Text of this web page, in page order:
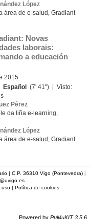
López
área de e-salud, Gradiant
Novas
laborais:
a educación
2015
Español
(7' 41'') | Visto:
Pérez
da liña e-learning,
López
área de e-salud, Gradiant
| C.P. 36310 Vigo (Pontevedra) |
uso| Política de cookies
Powered by PuMuKIT 3.5.6